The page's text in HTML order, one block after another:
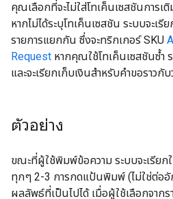
คุณเลือกที่จะไม่ใส่โทเค็นเซสชันการเ
หากไม่ได้ระบุโทเค็นเซสชัน ระบบจะเ
รายการแยกกัน ซึ่งจะทริกเกอร์ SKU
Request หากคุณใช้โทเค็นเซสชันซ้ำ
และจะเรียกเก็บเงินสำหรับคำขอราวกั
ตัวอย่าง
ขณะที่ผู้ใช้พิมพ์ข้อความ ระบบจะเรียก
ทุกๆ 2-3 การกดแป้นพิมพ์ (ไม่ใช่ต่ออั
ผลลัพธ์ที่เป็นไปได้ เมื่อผู้ใช้เลือกจาก